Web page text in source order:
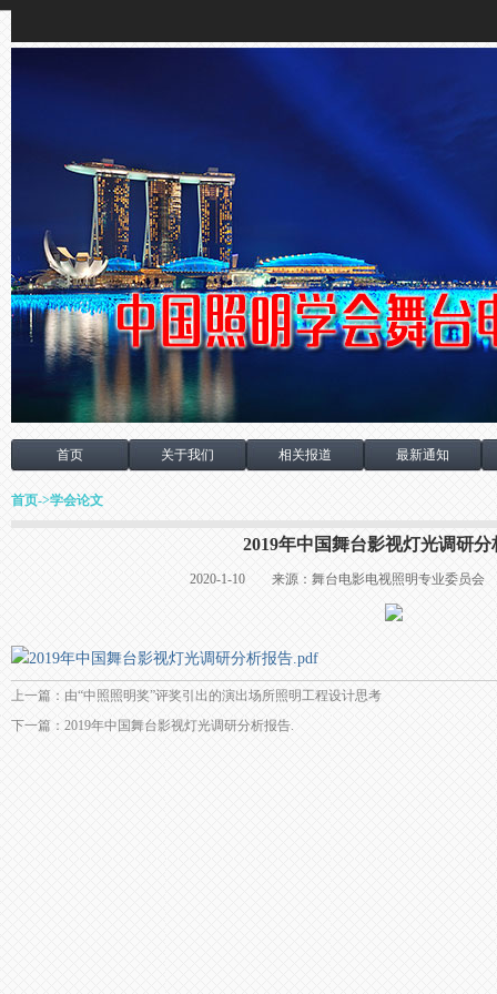
首页 关于我们 相关报道 最新通知
首页->学会论文
2019年中国舞台影视灯光调研分
2020-1-10 来源：舞台电影电视照明专业委
2019年中国舞台影视灯光调研分析报告.pdf
上一篇：由“中照照明奖”评奖引出的演出场所照明工程设计思考
下一篇：2019年中国舞台影视灯光调研分析报告.